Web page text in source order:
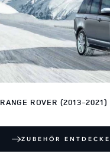
RANGE ROVER (2013-2021)
ZUBEHÖR